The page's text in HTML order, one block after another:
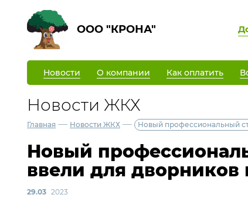
ООО "КРОНА"
Новости О компании Как оплатить
Новости ЖКХ
Главная — Новости ЖКХ — Новый профессиональный
Новый
ввели для дворников
29.03 2023